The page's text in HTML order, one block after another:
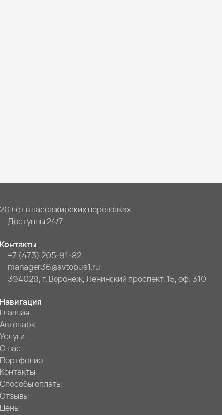
20 лет в пассажирских перевозках
Доступны 24/7
Контакты
+7 (473) 205-91-82
manager36@avtobus1.ru
394029, г. Воронеж, Ленинский проспект, 15, оф. 310
Навигация
Главная
Автопарк
Услуги
О нас
Портфолио
Контакты
Способы оплаты
Отзывы
Цены